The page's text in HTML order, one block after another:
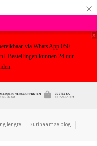
×
via WhatsApp 050-
Bestellingen kunnen 24 uur
x
lengte
Surinaamse blog